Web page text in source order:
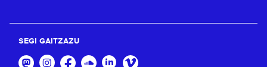
SEGI GAITZAZU